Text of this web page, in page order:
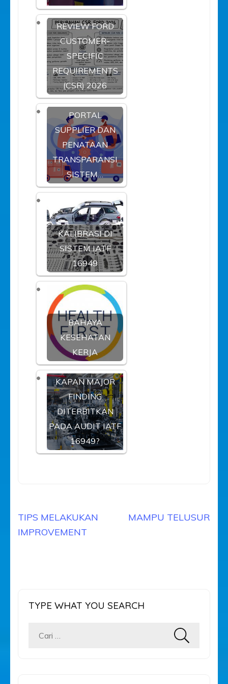
REVIEW FORD
CUSTOMER-
SPECIFIC
REQUIREMENTS
(CSR) 2026
PORTAL
SUPPLIER DAN
PENATAAN
TRANSPARANSI
SISTEM…
KALIBRASI DI
SISTEM IATF
16949
BAHAYA
KESEHATAN
KERJA
KAPAN MAJOR
FINDING
DITERBITKAN
PADA AUDIT IATF
16949?
Navigasi
pos
TIPS MELAKUKAN
IMPROVEMENT
MAMPU TELUSUR
TYPE WHAT YOU SEARCH
Cari